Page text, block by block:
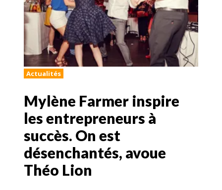
Actualités
Mylène Farmer inspire
les entrepreneurs à
succès. On est
désenchantés, avoue
Théo Lion